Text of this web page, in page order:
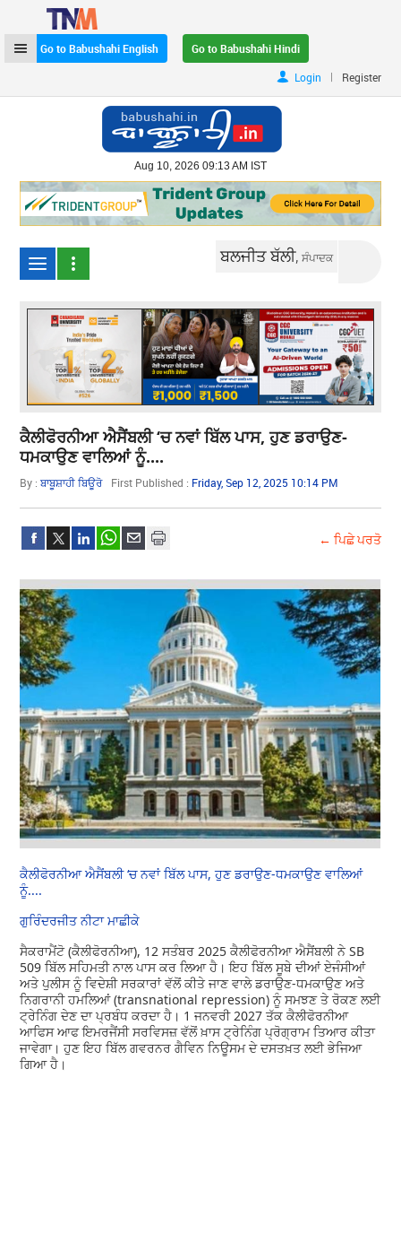
Go to Babushahi English
Go to Babushahi Hindi
Login
| Register
Aug 10, 2026 09:13 AM IST
ਬਲਜੀਤ ਬੱਲੀ,ਸੰਪਾਦਕ
ਕੈਲੀਫੋਰਨੀਆ ਐਸੈਂਬਲੀ ‘ਚ ਨਵਾਂ ਬਿੱਲ ਪਾਸ, ਹੁਣ ਡਰਾਉਣ-
ਧਮਕਾਉਣ ਵਾਲਿਆਂ ਨੂੰ....
By :ਬਾਬੂਸ਼ਾਹੀ ਬਿਊਰੋ First Published : Friday, Sep 12, 2025 10:14 PM
← ਪਿਛੇ ਪਰਤੋ
ਕੈਲੀਫੋਰਨੀਆ ਐਸੈਂਬਲੀ ‘ਚ ਨਵਾਂ ਬਿੱਲ ਪਾਸ, ਹੁਣ ਡਰਾਉਣ-ਧਮਕਾਉਣ ਵਾਲਿਆਂ
ਨੂੰ....
ਗੁਰਿੰਦਰਜੀਤ ਨੀਟਾ ਮਾਛੀਕੇ
ਸੈਕਰਾਮੈਂਟੋ (ਕੈਲੀਫੋਰਨੀਆ), 12 ਸਤੰਬਰ 2025 ਕੈਲੀਫੋਰਨੀਆ ਐਸੈਂਬਲੀ ਨੇ SB
509 ਬਿੱਲ ਸਹਿਮਤੀ ਨਾਲ ਪਾਸ ਕਰ ਲਿਆ ਹੈ। ਇਹ ਬਿੱਲ ਸੂਬੇ ਦੀਆਂ ਏਜੰਸੀਆਂ
ਅਤੇ ਪੁਲੀਸ ਨੂੰ ਵਿਦੇਸ਼ੀ ਸਰਕਾਰਾਂ ਵੱਲੋਂ ਕੀਤੇ ਜਾਣ ਵਾਲੇ ਡਰਾਉਣ-ਧਮਕਾਉਣ ਅਤੇ
ਨਿਗਰਾਨੀ ਹਮਲਿਆਂ (transnational repression) ਨੂੰ ਸਮਝਣ ਤੇ ਰੋਕਣ ਲਈ
ਟ੍ਰੇਨਿੰਗ ਦੇਣ ਦਾ ਪ੍ਰਬੰਧ ਕਰਦਾ ਹੈ। 1 ਜਨਵਰੀ 2027 ਤੱਕ ਕੈਲੀਫੋਰਨੀਆ
ਆਫਿਸ ਆਫ ਇਮਰਜੈਂਸੀ ਸਰਵਿਸਜ਼ ਵੱਲੋਂ ਖ਼ਾਸ ਟ੍ਰੇਨਿੰਗ ਪ੍ਰੋਗ੍ਰਾਮ ਤਿਆਰ ਕੀਤਾ
ਜਾਵੇਗਾ। ਹੁਣ ਇਹ ਬਿੱਲ ਗਵਰਨਰ ਗੈਵਿਨ ਨਿਊਸਮ ਦੇ ਦਸਤਖ਼ਤ ਲਈ ਭੇਜਿਆ
ਗਿਆ ਹੈ।